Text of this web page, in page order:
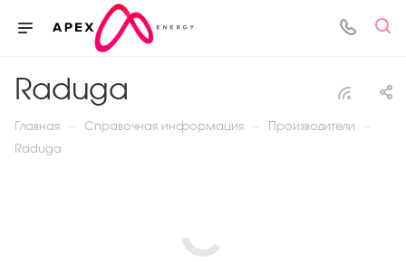
Raduga
Главная — Справочная информация — Производители —
Raduga